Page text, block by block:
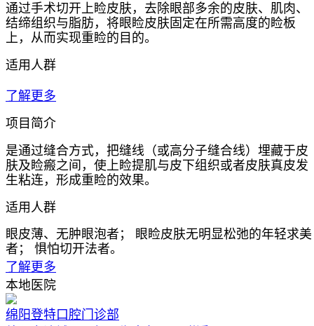
通过手术切开上睑皮肤，去除眼部多余的皮肤、肌肉、
结缔组织与脂肪，将眼睑皮肤固定在所需高度的睑板
上，从而实现重睑的目的。
适用人群
了解更多
项目简介
是通过缝合方式，把缝线（或高分子缝合线）埋藏于皮
肤及睑瘢之间，使上睑提肌与皮下组织或者皮肤真皮发
生粘连，形成重睑的效果。
适用人群
眼皮薄、无肿眼泡者； 眼睑皮肤无明显松弛的年轻求美
者； 惧怕切开法者。
了解更多
本地医院
绵阳登特口腔门诊部